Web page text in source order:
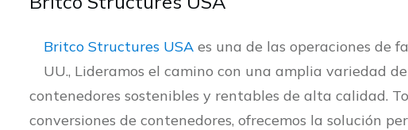
Britco Structures USA es una de las operaciones de
UU., Lideramos el camino con una amplia variedad
contenedores sostenibles y rentables de alta calidad.
conversiones de contenedores, ofrecemos la solución